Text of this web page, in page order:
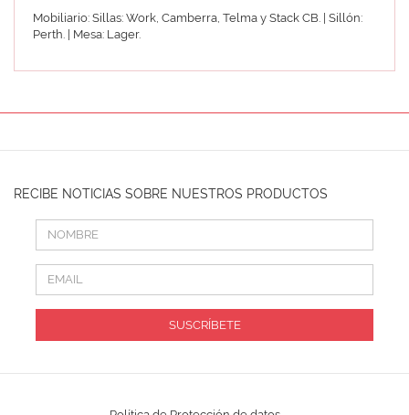
Mobiliario: Sillas: Work, Camberra, Telma y Stack CB. | Sillón:
Perth. | Mesa: Lager.
RECIBE NOTICIAS SOBRE NUESTROS PRODUCTOS
SUSCRÍBETE